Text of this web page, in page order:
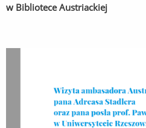
w Bibliotece Austriackiej